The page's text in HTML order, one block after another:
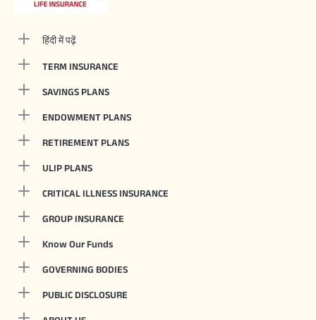
हिंदी में पढ़ें
TERM INSURANCE
SAVINGS PLANS
ENDOWMENT PLANS
RETIREMENT PLANS
ULIP PLANS
CRITICAL ILLNESS INSURANCE
GROUP INSURANCE
Know Our Funds
GOVERNING BODIES
PUBLIC DISCLOSURE